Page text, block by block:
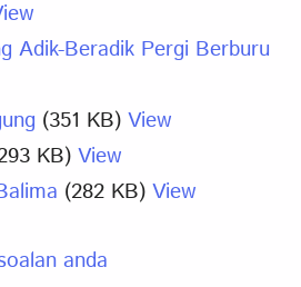
Adik-Beradik Pergi Berburu
(351 KB) View
KB) View
(282 KB) View
anda